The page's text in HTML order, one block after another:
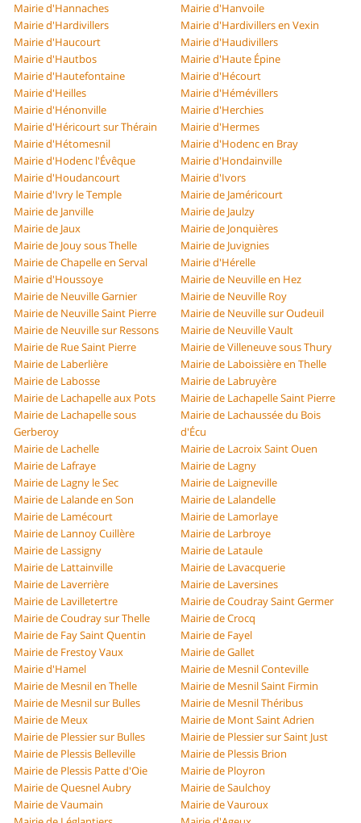
Mairie d'Hannaches
Mairie d'Hanvoile
Mairie d'Hardivillers
Mairie d'Hardivillers en Vexin
Mairie d'Haucourt
Mairie d'Haudivillers
Mairie d'Hautbos
Mairie d'Haute Épine
Mairie d'Hautefontaine
Mairie d'Hécourt
Mairie d'Heilles
Mairie d'Hémévillers
Mairie d'Hénonville
Mairie d'Herchies
Mairie d'Héricourt sur Thérain
Mairie d'Hermes
Mairie d'Hétomesnil
Mairie d'Hodenc en Bray
Mairie d'Hodenc l'Évêque
Mairie d'Hondainville
Mairie d'Houdancourt
Mairie d'Ivors
Mairie d'Ivry le Temple
Mairie de Jaméricourt
Mairie de Janville
Mairie de Jaulzy
Mairie de Jaux
Mairie de Jonquières
Mairie de Jouy sous Thelle
Mairie de Juvignies
Mairie de Chapelle en Serval
Mairie d'Hérelle
Mairie d'Houssoye
Mairie de Neuville en Hez
Mairie de Neuville Garnier
Mairie de Neuville Roy
Mairie de Neuville Saint Pierre
Mairie de Neuville sur Oudeuil
Mairie de Neuville sur Ressons
Mairie de Neuville Vault
Mairie de Rue Saint Pierre
Mairie de Villeneuve sous Thury
Mairie de Laberlière
Mairie de Laboissière en Thelle
Mairie de Labosse
Mairie de Labruyère
Mairie de Lachapelle aux Pots
Mairie de Lachapelle Saint Pierre
Mairie de Lachapelle sous
Gerberoy
Mairie de Lachaussée du Bois
d'Écu
Mairie de Lachelle
Mairie de Lacroix Saint Ouen
Mairie de Lafraye
Mairie de Lagny
Mairie de Lagny le Sec
Mairie de Laigneville
Mairie de Lalande en Son
Mairie de Lalandelle
Mairie de Lamécourt
Mairie de Lamorlaye
Mairie de Lannoy Cuillère
Mairie de Larbroye
Mairie de Lassigny
Mairie de Lataule
Mairie de Lattainville
Mairie de Lavacquerie
Mairie de Laverrière
Mairie de Laversines
Mairie de Lavilletertre
Mairie de Coudray Saint Germer
Mairie de Coudray sur Thelle
Mairie de Crocq
Mairie de Fay Saint Quentin
Mairie de Fayel
Mairie de Frestoy Vaux
Mairie de Gallet
Mairie d'Hamel
Mairie de Mesnil Conteville
Mairie de Mesnil en Thelle
Mairie de Mesnil Saint Firmin
Mairie de Mesnil sur Bulles
Mairie de Mesnil Théribus
Mairie de Meux
Mairie de Mont Saint Adrien
Mairie de Plessier sur Bulles
Mairie de Plessier sur Saint Just
Mairie de Plessis Belleville
Mairie de Plessis Brion
Mairie de Plessis Patte d'Oie
Mairie de Ployron
Mairie de Quesnel Aubry
Mairie de Saulchoy
Mairie de Vaumain
Mairie de Vauroux